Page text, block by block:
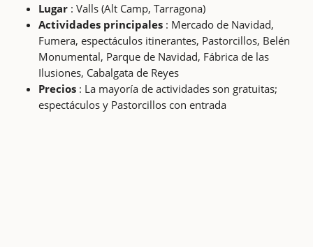
Lugar : Valls (Alt Camp, Tarragona)
Actividades principales : Mercado de Navidad,
Fumera, espectáculos itinerantes, Pastorcillos, Belén
Monumental, Parque de Navidad, Fábrica de las
Ilusiones, Cabalgata de Reyes
Precios : La mayoría de actividades son gratuitas;
espectáculos y Pastorcillos con entrada